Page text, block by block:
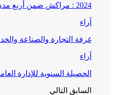
2024 : مراكش ضمن أربع مدن بالممكلة سجلت مامجموعه 656 قضية تتعلق بغسيل الأموال
آراء
غرفة التجارة والصناعة
آراء
الحصيلة السنوية للإدارة
السابق التالي